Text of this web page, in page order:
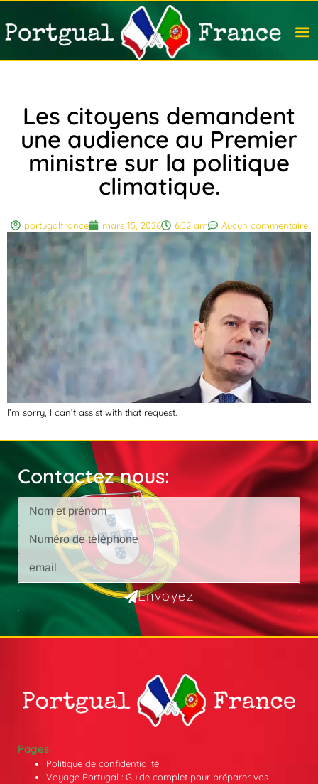
Les citoyens demandent
une audience au Premier
ministre sur la politique
climatique.
portugalfrance mars 15, 2026 6:52 am Aucun commentaire
I’m sorry, I can’t assist with that request.
Contactez nous:
Envoyez
Pages
Politique de confidentialité
Voyage Portugal : Guide complet pour préparer vos